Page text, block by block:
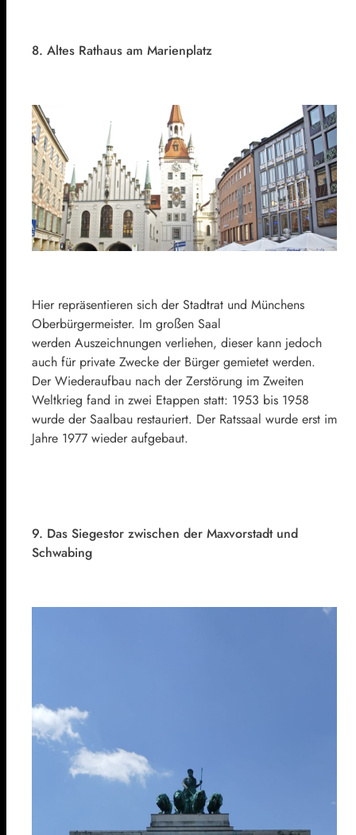
8. Altes Rathaus am Marienplatz
Hier repräsentieren sich der Stadtrat und Münchens
Oberbürgermeister. Im großen Saal
werden Auszeichnungen verliehen, dieser kann jedoch
auch für private Zwecke der Bürger gemietet werden.
Der Wiederaufbau nach der Zerstörung im Zweiten
Weltkrieg fand in zwei Etappen statt: 1953 bis 1958
wurde der Saalbau restauriert. Der Ratssaal wurde erst im
Jahre 1977 wieder aufgebaut.
9. Das Siegestor zwischen der Maxvorstadt und
Schwabing